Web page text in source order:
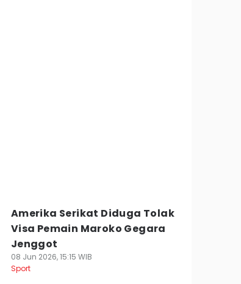
Amerika Serikat Diduga Tolak
Visa Pemain Maroko Gegara
Jenggot
08 Jun 2026, 15:15 WIB
Sport